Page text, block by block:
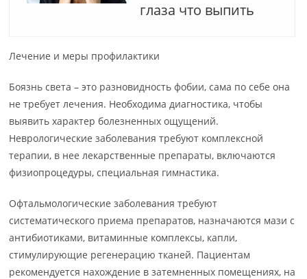
глаза что выпить
Лечение и меры профилактики
Боязнь света – это разновидность фобии, сама по себе она
не требует лечения. Необходима диагностика, чтобы
выявить характер болезненных ощущений.
Неврологические заболевания требуют комплексной
терапии, в нее лекарственные препараты, включаются
физиопроцедуры, специальная гимнастика.
Офтальмологические заболевания требуют
систематического приема препаратов, назначаются мази с
антибиотиками, витаминные комплексы, капли,
стимулирующие регенерацию тканей. Пациентам
рекомендуется нахождение в затемненных помещениях, на